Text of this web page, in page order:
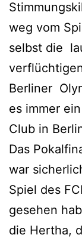
weg vom
selbst die
Berliner
es immer
Club in
Das
war
Spiel des
gesehen
die Hertha,